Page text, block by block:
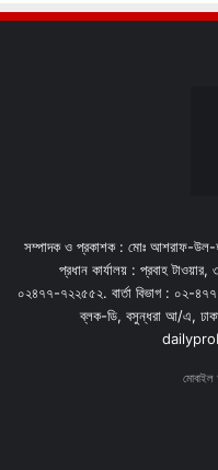
সম্পাদক ও প্রকাশক : মোঃ আশরাফ-উল-
প্রধান কার্যালয় : প্রবাহ
০২৪৭৭-৭২২৫৫২. বার্তা বিভাগ : ০২-
ব্লক-ডি, বসুন্ধরা আ/এ,